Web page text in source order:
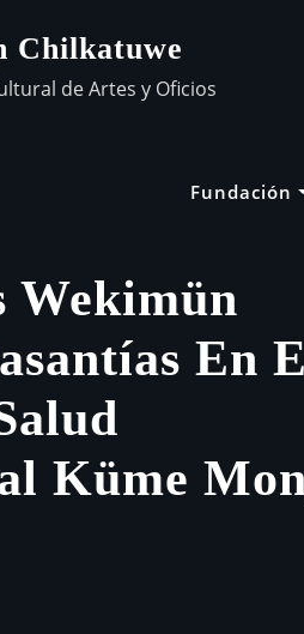
Chilkatuwe
de Artes y Oficios
Fundación
Wekimün
En
Küme